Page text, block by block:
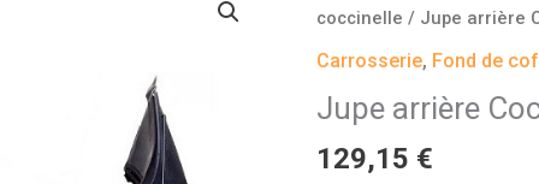
coccinelle / Jupe arrière
Carrosserie, Fond de
Jupe arrière
129,15 €
de
Jupe
Coccinelle